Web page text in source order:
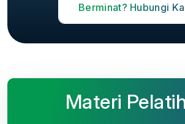
Berminat? Hubungi
Materi